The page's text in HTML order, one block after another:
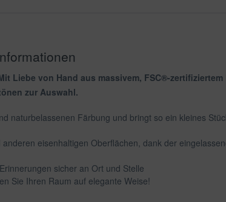
Liebe von Hand aus massivem, FSC®-
zur Auswahl.
naturbelassenen Färbung und bringt so ein kleines
eisenhaltigen Oberflächen, dank der
sicher an Ort und Stelle
Sie Ihren Raum auf elegante Weise!